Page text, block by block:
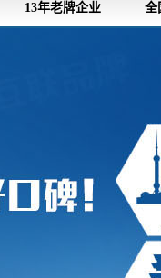
13年老牌企业 全